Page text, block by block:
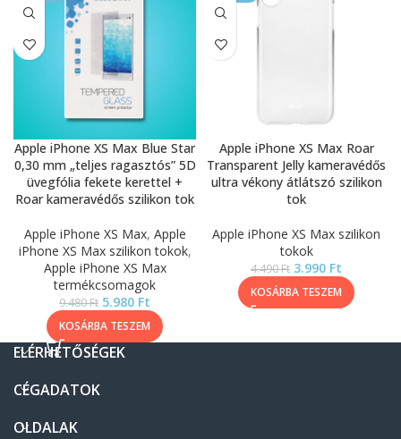
Apple iPhone XS Max Blue Star
0,30 mm „teljes ragasztós” 5D
üvegfólia fekete kerettel +
Roar kameravédős szilikon tok
Apple iPhone XS Max, Apple
iPhone XS Max szilikon tokok,
Apple iPhone XS Max
termékcsomagok
9.480Ft 5.980 Ft
KOSÁRBA TESZEM
Apple iPhone XS Max Roar
Transparent Jelly kameravédős
ultra vékony átlátszó szilikon
tok
Apple iPhone XS Max szilikon
tokok
4.490Ft 3.990 Ft
KOSÁRBA TESZEM
ELÉRHETŐSÉGEK
CÉGADATOK
OLDALAK